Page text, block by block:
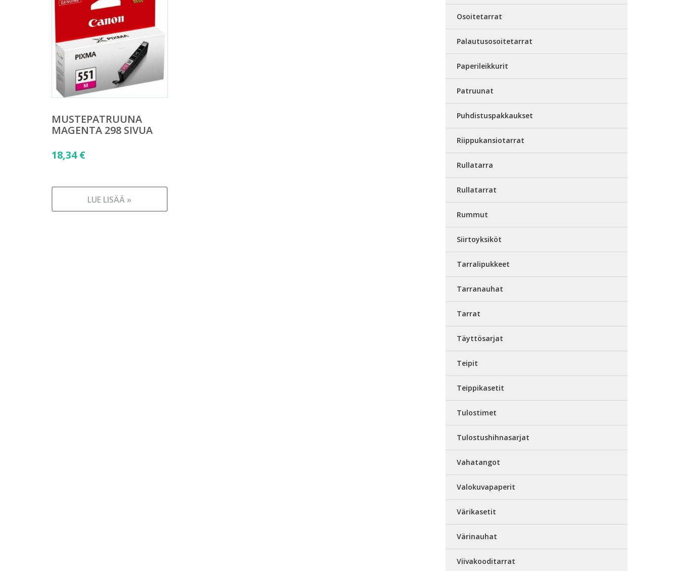
MUSTEPATRUUNA
MAGENTA 298 SIVUA
18,34€
LUE LISÄÄ »
Osoitetarrat
Palautusosoitetarrat
Paperileikkurit
Patruunat
Puhdistuspakkaukset
Riippukansiotarrat
Rullatarra
Rullatarrat
Rummut
Siirtoyksiköt
Tarralipukkeet
Tarranauhat
Tarrat
Täyttösarjat
Teipit
Teippikasetit
Tulostimet
Tulostushihnasarjat
Vahatangot
Valokuvapaperit
Värikasetit
Värinauhat
Viivakooditarrat